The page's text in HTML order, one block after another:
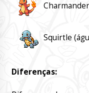
Squirtle
Diferenças: